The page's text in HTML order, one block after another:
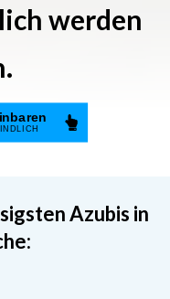
werden
Azubis in